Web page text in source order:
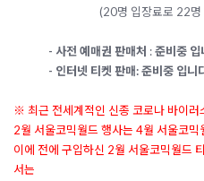
(20명 입장료로 22명 입장
- 사전 예매권 판매처 :준비중 입
- 인터넷 티켓 판매: 준비중 입니
※ 최근 전세계적인 신종 코로나 바이러
2월 서울코믹월드 행사는 4월 서울코믹
이에 전에 구입하신 2월 서울코믹월드
서는